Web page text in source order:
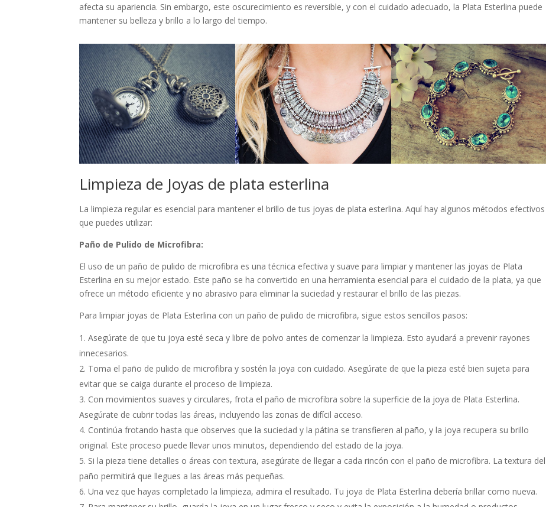
afecta su apariencia. Sin embargo, este oscurecimiento es reversible, y con el cuidado adecuado, la Plata Esterlina puede
mantener su belleza y brillo a lo largo del tiempo.
Limpieza de Joyas de plata esterlina
La limpieza regular es esencial para mantener el brillo de tus joyas de plata esterlina. Aquí hay algunos métodos efectivos
que puedes utilizar:
Paño de Pulido de Microfibra:
El uso de un paño de pulido de microfibra es una técnica efectiva y suave para limpiar y mantener las joyas de Plata
Esterlina en su mejor estado. Este paño se ha convertido en una herramienta esencial para el cuidado de la plata, ya que
ofrece un método eficiente y no abrasivo para eliminar la suciedad y restaurar el brillo de las piezas.
Para limpiar joyas de Plata Esterlina con un paño de pulido de microfibra, sigue estos sencillos pasos:
Asegúrate de que tu joya esté seca y libre de polvo antes de comenzar la limpieza. Esto ayudará a prevenir rayones
innecesarios.
Toma el paño de pulido de microfibra y sostén la joya con cuidado. Asegúrate de que la pieza esté bien sujeta para
evitar que se caiga durante el proceso de limpieza.
Con movimientos suaves y circulares, frota el paño de microfibra sobre la superficie de la joya de Plata Esterlina.
Asegúrate de cubrir todas las áreas, incluyendo las zonas de difícil acceso.
Continúa frotando hasta que observes que la suciedad y la pátina se transfieren al paño, y la joya recupera su brillo
original. Este proceso puede llevar unos minutos, dependiendo del estado de la joya.
Si la pieza tiene detalles o áreas con textura, asegúrate de llegar a cada rincón con el paño de microfibra. La textura del
paño permitirá que llegues a las áreas más pequeñas.
Una vez que hayas completado la limpieza, admira el resultado. Tu joya de Plata Esterlina debería brillar como nueva.